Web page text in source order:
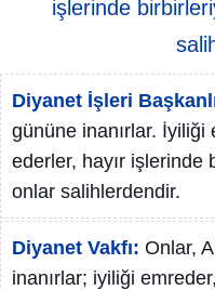
işlerinde
Diyanet İşleri
gününe inanırlar.
ederler, hayır işlerinde
onlar salihlerdendir.
Diyanet Vakfı: Onlar,
inanırlar; iyiliği